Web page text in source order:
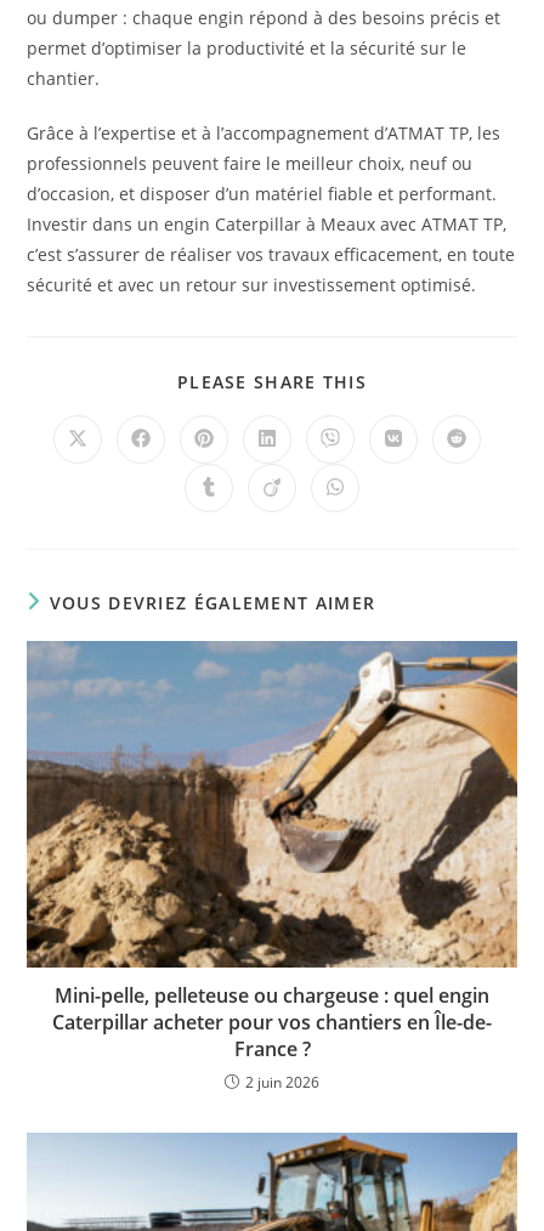
ou dumper : chaque engin répond à des besoins précis et
permet d’optimiser la productivité et la sécurité sur le
chantier.
Grâce à l’expertise et à l’accompagnement d’ATMAT TP, les
professionnels peuvent faire le meilleur choix, neuf ou
d’occasion, et disposer d’un matériel fiable et performant.
Investir dans un engin Caterpillar à Meaux avec ATMAT TP,
c’est s’assurer de réaliser vos travaux efficacement, en toute
sécurité et avec un retour sur investissement optimisé.
PLEASE SHARE THIS
VOUS DEVRIEZ ÉGALEMENT AIMER
Mini-pelle, pelleteuse ou chargeuse : quel engin
Caterpillar acheter pour vos chantiers en Île-de-
France ?
2 juin 2026